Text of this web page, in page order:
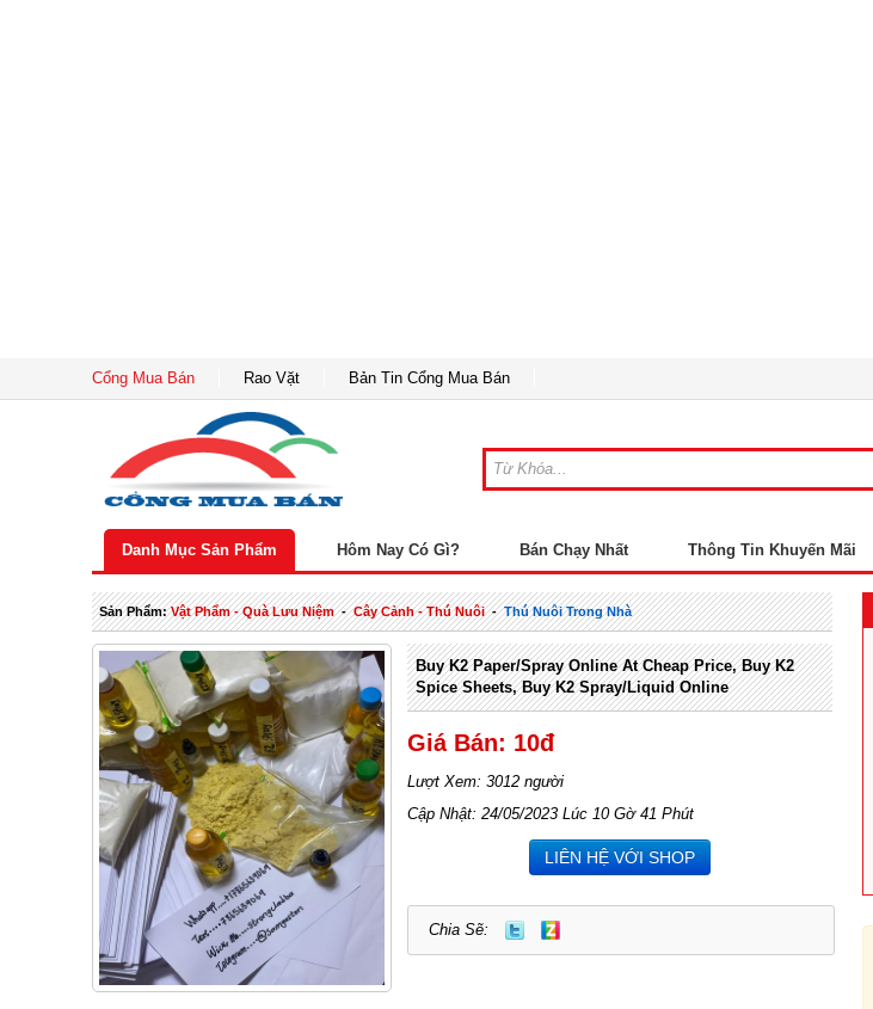
Cổng Mua Bán Rao Vặt Bản Tin Cổng Mua Bán
Danh Mục Sản Phẩm Hôm Nay Có Gì? Bán Chạy Nhất Thông Tin Khuyến Mãi
Sản Phẩm:Vật Phẩm - Quà Lưu Niệm-Cây Cảnh - Thú Nuôi-Thú Nuôi Trong Nhà
Buy K2 Paper/spray Online At Cheap Price, Buy K2
Spice Sheets, Buy K2 Spray/liquid Online
Giá Bán: 10đ
Lượt Xem: 3012 người
Cập Nhật: 24/05/2023 Lúc 10 Gờ 41 Phút
LIÊN HỆ VỚI SHOP
Chia Sẽ: